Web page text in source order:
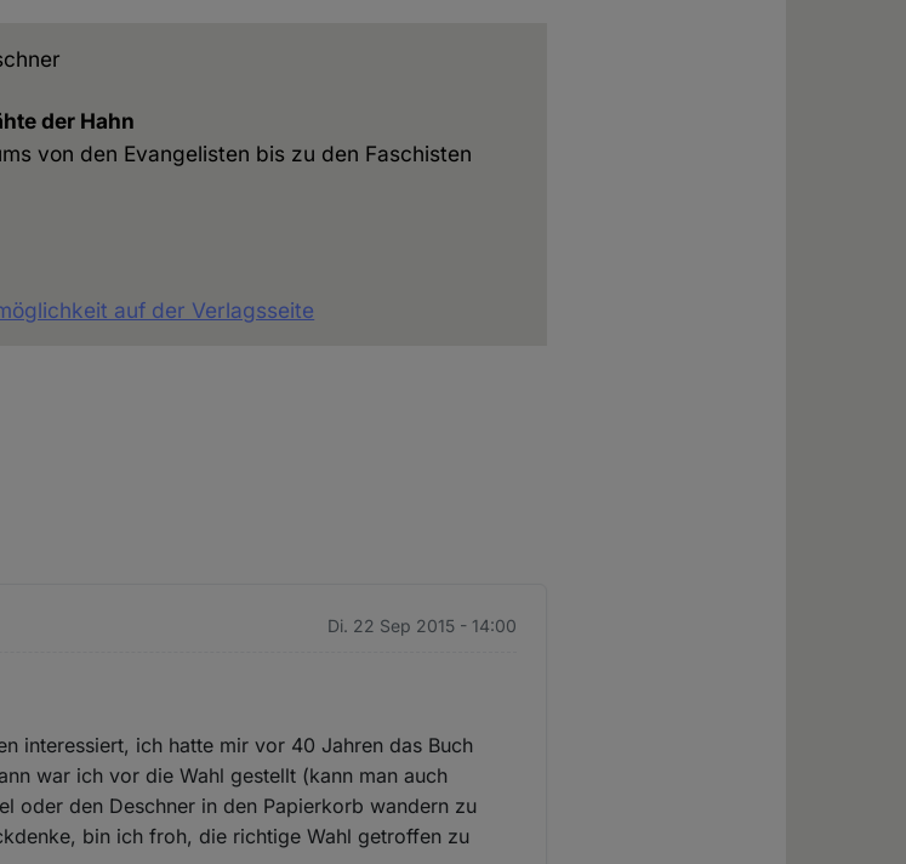
der Hahn
von den Evangelisten bis zu den Faschisten
auf der Verlagsseite
Di. 22 Sep 2015 - 14:00
interessiert, ich hatte mir vor 40 Jahren das Buch
war ich vor die Wahl gestellt (kann man auch
oder den Deschner in den Papierkorb wandern zu
bin ich froh, die richtige Wahl getroffen zu